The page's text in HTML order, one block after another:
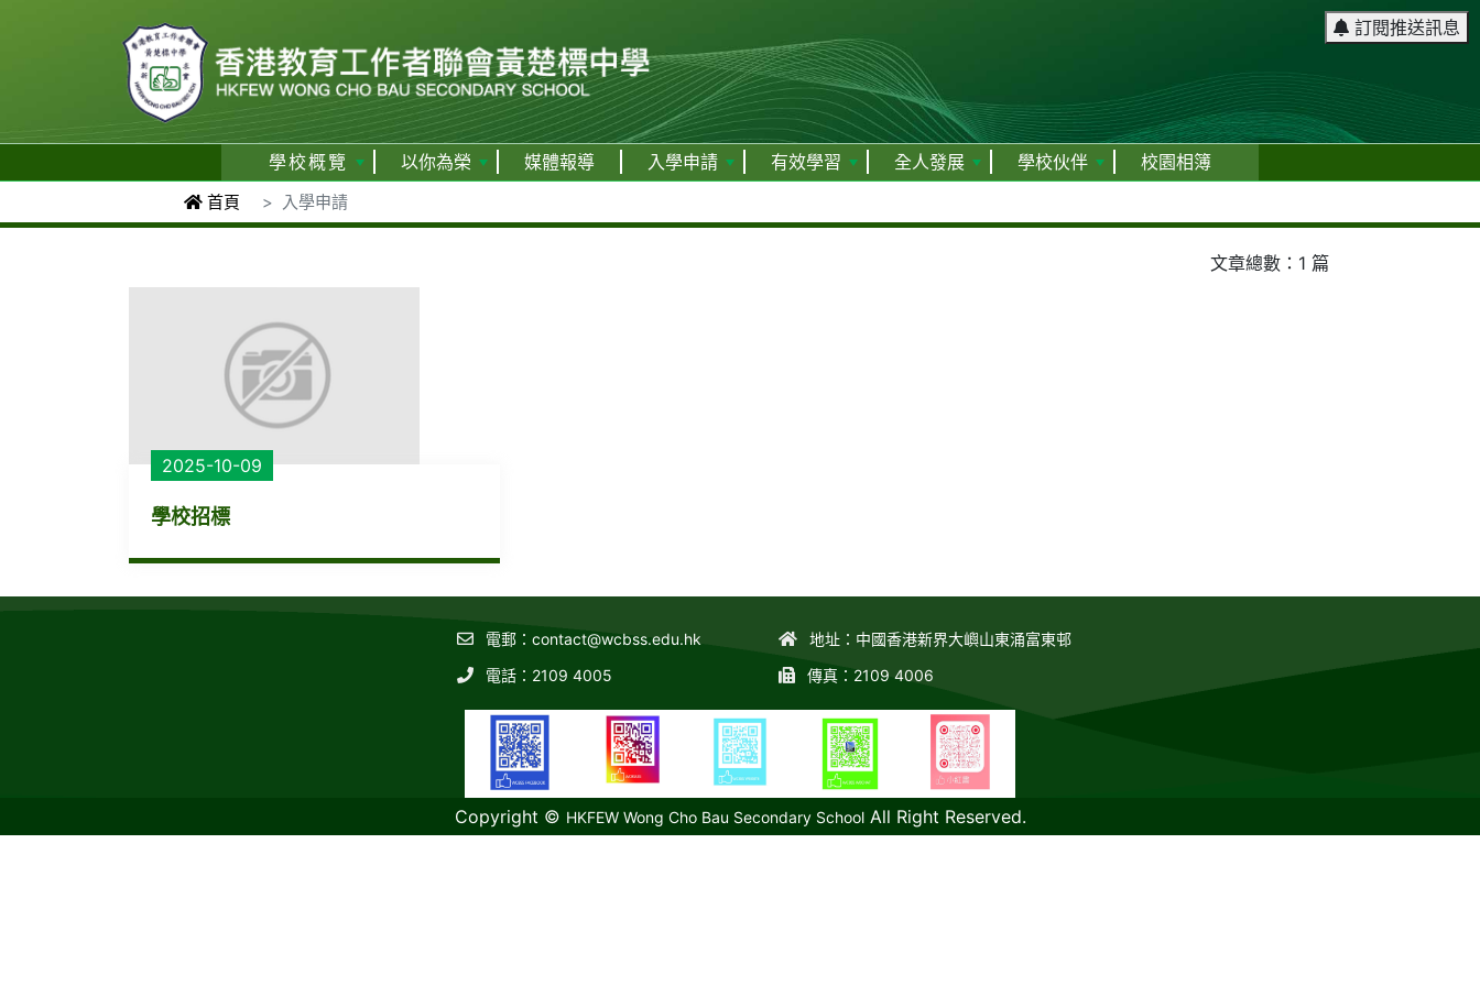
訂閱推送訊息
學校概覽 以你為榮 媒體報導 入學申請 有效學習 全人發展 學校伙伴 校園相簿
首頁 入學申請
文章總數：1 篇
2025-10-09
學校招標
電郵： contact@wcbss.edu.hk
電話：2109 4005
地址：中國香港新界大嶼山東涌富東邨
傳真：2109 4006
Copyright © HKFEW Wong Cho Bau Secondary SchoolAll Right Reserved.